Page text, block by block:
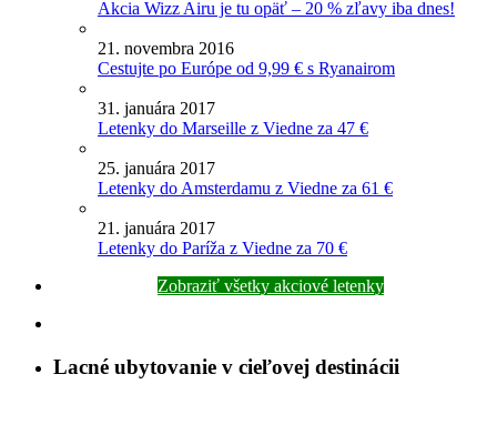
Akcia Wizz Airu je tu opäť – 20 % zľavy iba dnes!
21. novembra 2016
Cestujte po Európe od 9,99 € s Ryanairom
31. januára 2017
Letenky do Marseille z Viedne za 47 €
25. januára 2017
Letenky do Amsterdamu z Viedne za 61 €
21. januára 2017
Letenky do Paríža z Viedne za 70 €
Zobraziť všetky akciové letenky
Lacné ubytovanie v cieľovej destinácii